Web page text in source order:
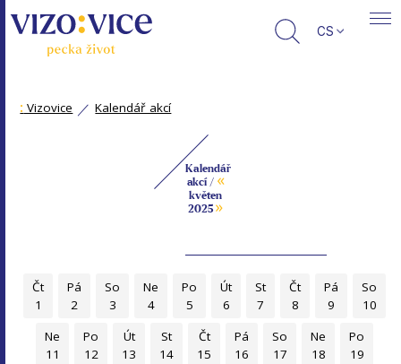
CS
: Vizovice Kalendář akcí
Kalendář
akcí / «
květen
2025»
Čt
1
Pá
2
So
3
Ne
4
Po
5
Út
6
St
7
Čt
8
Pá
9
So
10
Ne
11
Po
12
Út
13
St
14
Čt
15
Pá
16
So
17
Ne
18
Po
19